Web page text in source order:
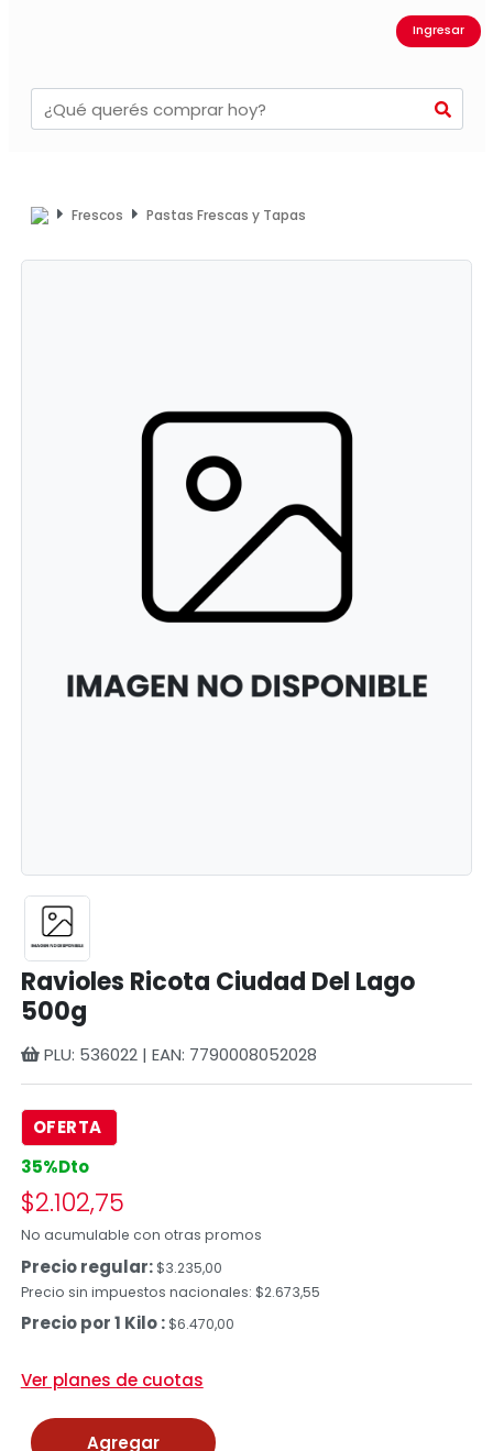
Ingresar
Frescos Pastas Frescas y Tapas
Ravioles Ricota Ciudad Del Lago
500g
PLU: 536022 | EAN: 7790008052028
OFERTA
35%Dto
$2.102,75
No acumulable con otras promos
Precio regular:$3.235,00
Precio sin impuestos nacionales: $2.673,55
Precio por 1 Kilo : $6.470,00
Ver planes de cuotas
Agregar